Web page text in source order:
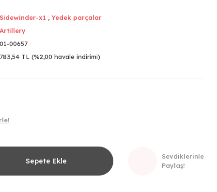
Sidewinder-x1 , Yedek parçalar
Artillery
01-00657
783,54 TL (%2,00 havale indirimi)
Sepete Ekle
Sevdiklerinle
Paylaş!